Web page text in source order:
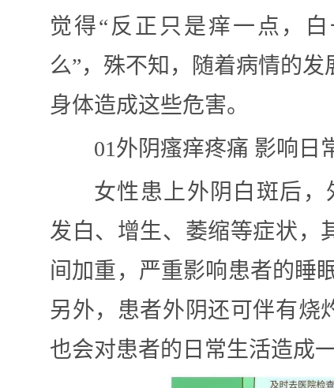
觉得“反正只是痒一点，
么”，殊不知，随着病情的
身体造成这些危害。
01外阴瘙痒疼痛 影响日
女性患上外阴白斑后，
发白、增生、萎缩等症状，
间加重，严重影响患者的睡
另外，患者外阴还可伴有烧
也会对患者的日常生活造成